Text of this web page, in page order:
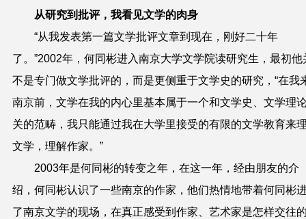
从研究到批评，我看见文学的肉身
“从我发表第一篇文学批评文章到现在，刚好二十年
了。”2002年，何同彬进入南京大学文学院读研究生，最初他
不是专门做文学批评的，而是更侧重于文学史的研究，“在我
南京前，文学在我的内心里基本属于一个和文学史、文学理
关的范畴，我只能通过我在大学里接受的有限的文学教育来
文学，理解作家。”
2003年是何同彬的转变之年，在这一年，经由朋友的介
绍，何同彬认识了一些南京的作家，他们热情地带着何同彬
了南京文学的现场，在真正感受到作家、艺术家是怎样交往